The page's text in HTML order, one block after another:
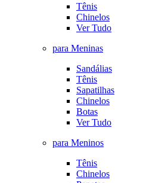
Tênis
Chinelos
Ver Tudo
para Meninas
Sandálias
Tênis
Sapatilhas
Chinelos
Botas
Ver Tudo
para Meninos
Tênis
Chinelos